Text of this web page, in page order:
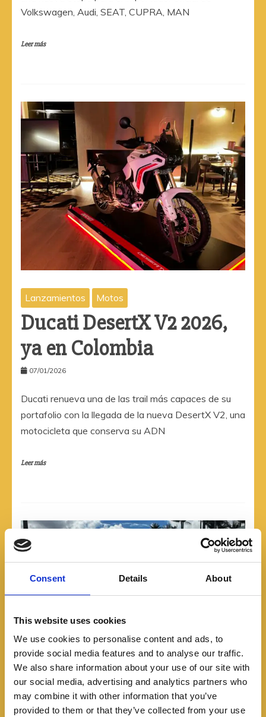
Consent Details About
This website uses cookies
We use cookies to personalise content and ads, to
provide social media features and to analyse our traffic.
We also share information about your use of our site with
our social media, advertising and analytics partners who
may combine it with other information that you’ve
provided to them or that they’ve collected from your use
Volkswagen, Audi, SEAT, CUPRA, MAN
Leer más
Lanzamientos Motos
Ducati DesertX V2 2026,
ya en Colombia
07/01/2026
Ducati renueva una de las trail más capaces de su
portafolio con la llegada de la nueva DesertX V2, una
motocicleta que conserva su ADN
Leer más
Lanzamientos Noticias
GWM presenta el ORA 05